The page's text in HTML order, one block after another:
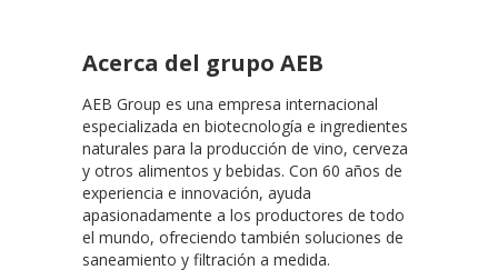
Acerca del grupo AEB
AEB Group es una empresa internacional
especializada en biotecnología e ingredientes
naturales para la producción de vino, cerveza
y otros alimentos y bebidas. Con 60 años de
experiencia e innovación, ayuda
apasionadamente a los productores de todo
el mundo, ofreciendo también soluciones de
saneamiento y filtración a medida.